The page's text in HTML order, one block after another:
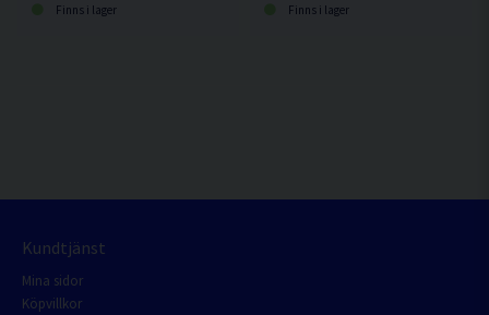
Finns i lager Finns i lager
Kundtjänst
Mina sidor
Köpvillkor